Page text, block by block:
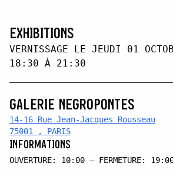
EXHIBITIONS
VERNISSAGE LE JEUDI 01
18:30 À 21:30
GALERIE NEGROPONTES
14-16 Rue Jean-Jacques Rousseau
75001 , PARIS
INFORMATIONS
OUVERTURE: 10:00 — FERMETURE: